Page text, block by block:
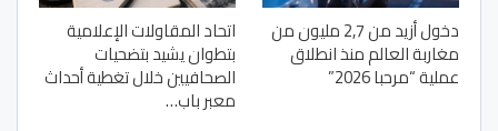
دخول أزيد من 2,7 مليون من
مغاربة العالم منذ انطلاق
عملية “مرحبا 2026”
اتحاد المقاولات الإعلامية
بتطوان يشيد بتضحيات
الصحافيين خلال تغطية أحداث
معبر باب…